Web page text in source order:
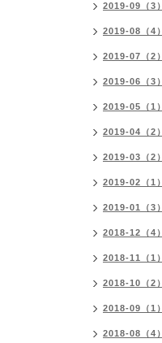
2019-09（3）
2019-08（4）
2019-07（2）
2019-06（3）
2019-05（1）
2019-04（2）
2019-03（2）
2019-02（1）
2019-01（3）
2018-12（4）
2018-11（1）
2018-10（2）
2018-09（1）
2018-08（4）